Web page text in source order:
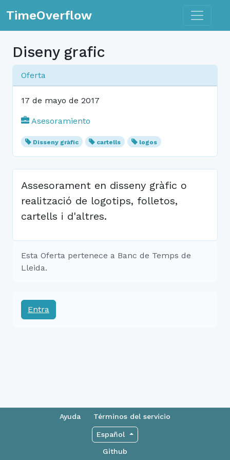
TimeOverflow Toggle
Diseny grafic
Oferta
17 de mayo de 2017
Asesoramiento
Disseny gràfic cartells logos
Assesorament en disseny gràfic o
realització de logotips, folletos,
cartells i d'altres.
Esta Oferta pertenece a Banc de Temps de
Lleida.
Entra
Ayuda Términos del servicio
Español
Github